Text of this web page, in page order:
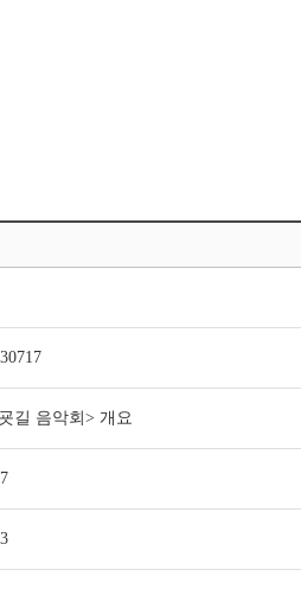
길 음악회> 개요